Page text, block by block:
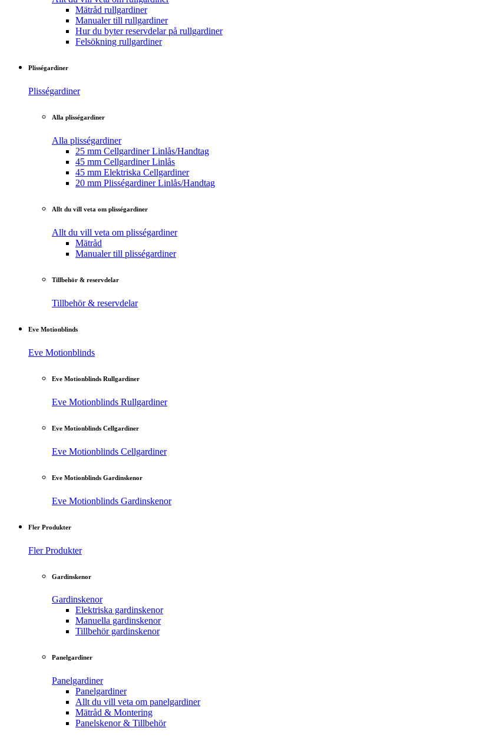
Mätråd rullgardiner
Manualer till rullgardiner
Hur du byter reservdelar på rullgardiner
Felsökning rullgardiner
Plisségardiner
Plisségardiner
Alla plisségardiner
Alla plisségardiner
25 mm Cellgardiner Linlås/Handtag
45 mm Cellgardiner Linlås
45 mm Elektriska Cellgardiner
20 mm Plisségardiner Linlås/Handtag
Allt du vill veta om plisségardiner
Allt du vill veta om plisségardiner
Mätråd
Manualer till plisségardiner
Tillbehör & reservdelar
Tillbehör & reservdelar
Eve Motionblinds
Eve Motionblinds
Eve Motionblinds Rullgardiner
Eve Motionblinds Rullgardiner
Eve Motionblinds Cellgardiner
Eve Motionblinds Cellgardiner
Eve Motionblinds Gardinskenor
Eve Motionblinds Gardinskenor
Fler Produkter
Fler Produkter
Gardinskenor
Gardinskenor
Elektriska gardinskenor
Manuella gardinskenor
Tillbehör gardinskenor
Panelgardiner
Panelgardiner
Panelgardiner
Allt du vill veta om panelgardiner
Mätråd & Montering
Panelskenor & Tillbehör